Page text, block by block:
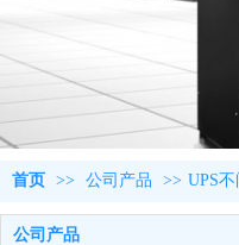
首页 >> 公司产品 >> UPS
公司产品